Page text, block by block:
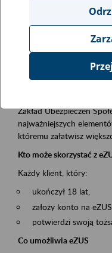
obsługa klientów
Event description
Platforma Usług
Zakład Ubezpieczeń
najważniejszych
któremu załatwisz
Kto może skorzystać z
Każdy klient, który:
ukończył 18 lat,
założy konto na
potwierdzi swoją
Co umożliwia eZUS